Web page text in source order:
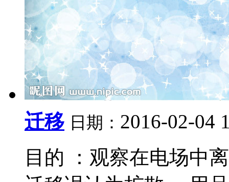
迁移 日期： 2016-02-04
目的 ：观察在电场中